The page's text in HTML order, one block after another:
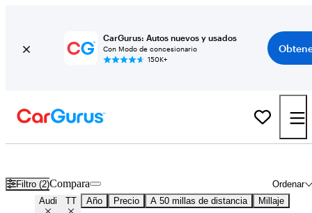
CarGurus: Autos nuevos y usados
Con Modo de concesionario
150K+
Filtro (2) Ordenar
Compara
Audi TT Año Precio A 50 millas de distancia Millaje